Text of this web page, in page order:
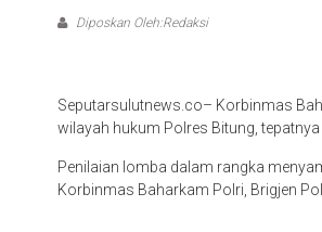
Diposkan Oleh:Redaksi
Seputarsulutnews.co– Korbinmas
wilayah hukum Polres Bitung,
Penilaian lomba dalam rangka
Korbinmas Baharkam Polri, Brigjen